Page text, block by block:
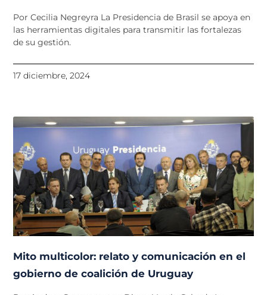
Por Cecilia Negreyra La Presidencia de Brasil se apoya en
las herramientas digitales para transmitir las fortalezas
de su gestión.
17 diciembre, 2024
Mito multicolor: relato y comunicación en el
gobierno de coalición de Uruguay